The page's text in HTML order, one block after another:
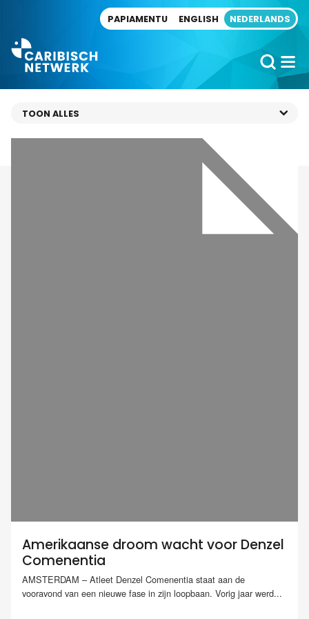
PAPIAMENTU ENGLISH NEDERLANDS
Amerikaanse droom wacht voor Denzel
Comenentia
AMSTERDAM – Atleet Denzel Comenentia staat aan de
vooravond van een nieuwe fase in zijn loopbaan. Vorig jaar werd...